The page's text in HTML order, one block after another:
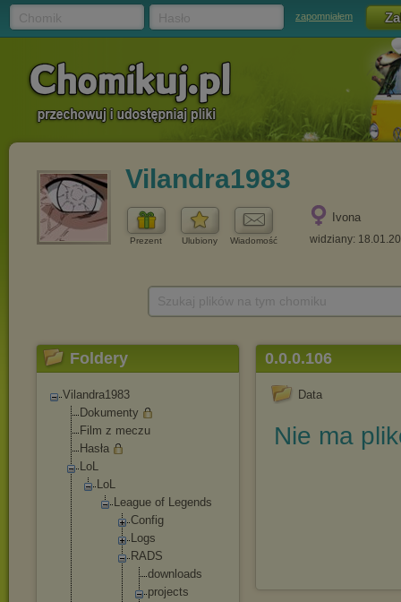
zapomniałem
Vilandra1983
Prezent Ulubiony Wiadomość
Ivona
widziany:
Foldery
Vilandra1983
Dokumenty
Film z meczu
Hasła
LoL
LoL
League of Legends
Config
Logs
RADS
downl oads
projects
0.0.0.106
Data
Nie ma